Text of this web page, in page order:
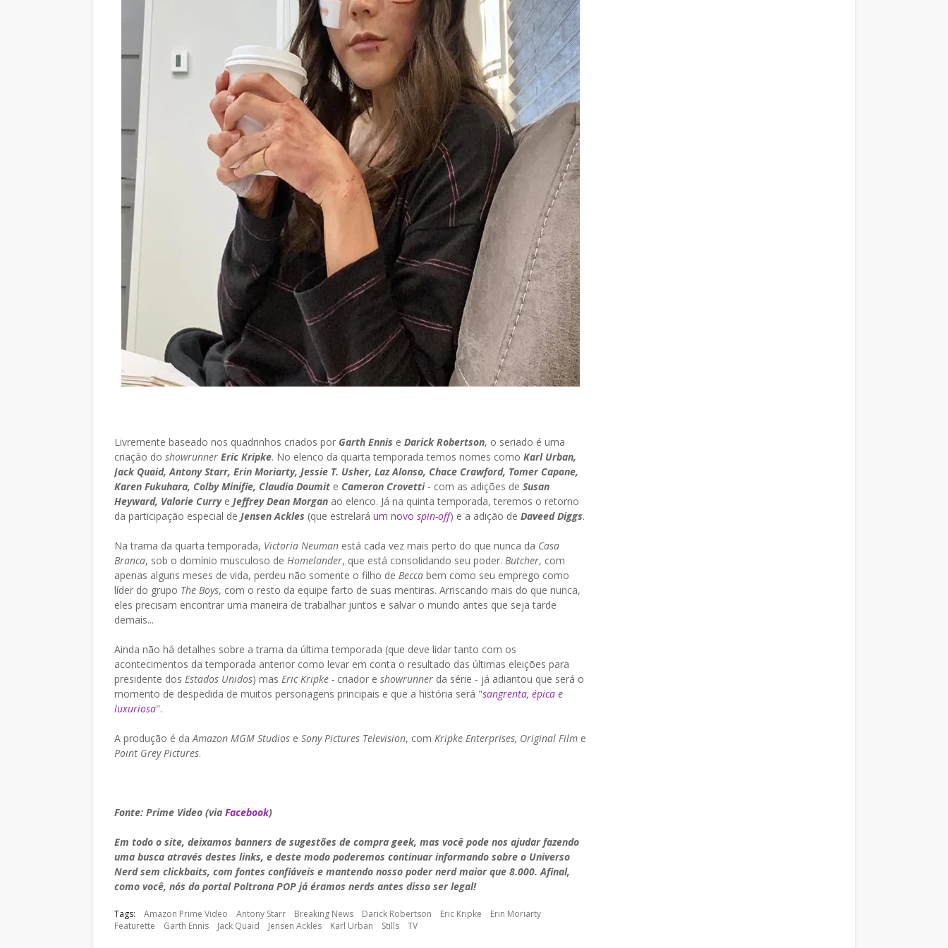
Livremente baseado nos quadrinhos criados por Garth Ennis e Darick Robertson, o seriado é uma
criação do showrunner Eric Kripke. No elenco da quarta temporada temos nomes como Karl Urban,
Jack Quaid, Antony Starr, Erin Moriarty, Jessie T. Usher, Laz Alonso, Chace Crawford, Tomer Capone,
Karen Fukuhara, Colby Minifie, Claudia Doumit e Cameron Crovetti - com as adições de Susan
Heyward, Valorie Currye Jeffrey Dean Morgan ao elenco. Já na quinta temporada, teremos o retorno
da participação especial de Jensen Ackles (que estrelará um novo spin-off) e a adição de Daveed Diggs.
Na trama da quarta temporada, Victoria Neuman está cada vez mais perto do que nunca da Casa
Branca, sob o domínio musculoso de Homelander, que está consolidando seu poder. Butcher, com
apenas alguns meses de vida, perdeu não somente o filho de Becca bem como seu emprego como
líder do grupo The Boys, com o resto da equipe farto de suas mentiras. Arriscando mais do que nunca,
eles precisam encontrar uma maneira de trabalhar juntos e salvar o mundo antes que seja tarde
demais...
Ainda não há detalhes sobre a trama da última temporada (que deve lidar tanto com os
acontecimentos da temporada anterior como levar em conta o resultado das últimas eleições para
presidente dos Estados Unidos) mas Eric Kripke - criador e showrunner da série - já adiantou que será o
momento de despedida de muitos personagens principais e que a história será "sangrenta, épica e
luxuriosa".
A produção é daAmazon MGM Studios e Sony Pictures Television, com Kripke Enterprises, Original Film e
Point Grey Pictures.
Fonte: Prime Video (via Facebook)
Em todo o site, deixamos banners de sugestões de compra geek, mas você pode nos ajudar fazendo
uma busca através destes links, e deste modo poderemos continuar informando sobre o Universo
Nerd sem clickbaits, com fontes confiáveis e mantendo nosso poder nerd maior que 8.000. Afinal,
como você, nós do portal Poltrona POP já éramos nerds antes disso ser legal!
Tags: Amazon Prime Video Antony Starr Breaking News Darick Robertson Eric Kripke
Erin Moriarty
Featurette
Garth Ennis Jack Quaid Jensen Ackles Karl Urban Stills TV